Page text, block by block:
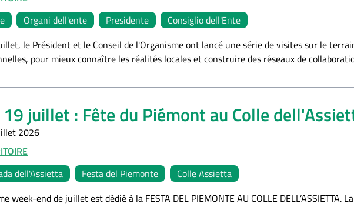
Organi dell'ente Presidente
Consiglio dell'Ente
le Président et le Conseil de l'Organisme ont lancé une série de visites sur le
pour mieux connaître les réalités locales et construire des réseaux de
juillet : Fête du Piémont au Colle
2026
dell'Assietta
Festa del Piemonte
Colle Assietta
week-end de juillet est dédié à la FESTA DEL PIEMONTE AU COLLE DELL’ASSIETTA.